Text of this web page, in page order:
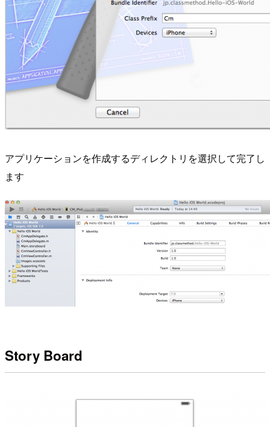
アプリケーションを作成するディレクトリを選択して完了し
ます
Story Board